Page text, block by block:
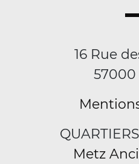
16 Rue
57000
Metz